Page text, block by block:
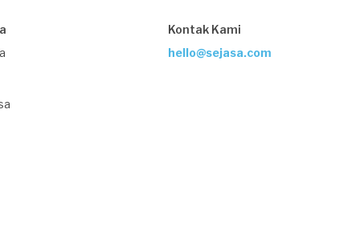
Kontak Kami
hello@sejasa.com